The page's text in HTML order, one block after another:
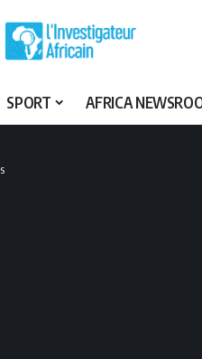
SPORT AFRICA